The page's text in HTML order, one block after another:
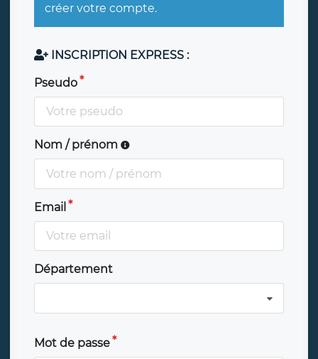
créer votre compte.
INSCRIPTION EXPRESS :
Pseudo
Nom / prénom
Email
Département
Mot de passe